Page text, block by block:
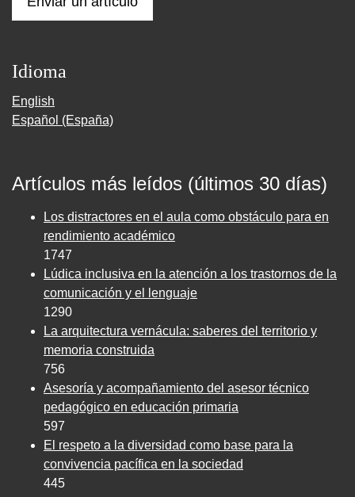
Idioma
English
Español (España)
Artículos más leídos (últimos 30 días)
Los distractores en el aula como obstáculo para en
rendimiento académico
1747
Lúdica inclusiva en la atención a los trastornos de la
comunicación y el lenguaje
1290
La arquitectura vernácula: saberes del territorio y
memoria construida
756
Asesoría y acompañamiento del asesor técnico
pedagógico en educación primaria
597
El respeto a la diversidad como base para la
convivencia pacífica en la sociedad
445